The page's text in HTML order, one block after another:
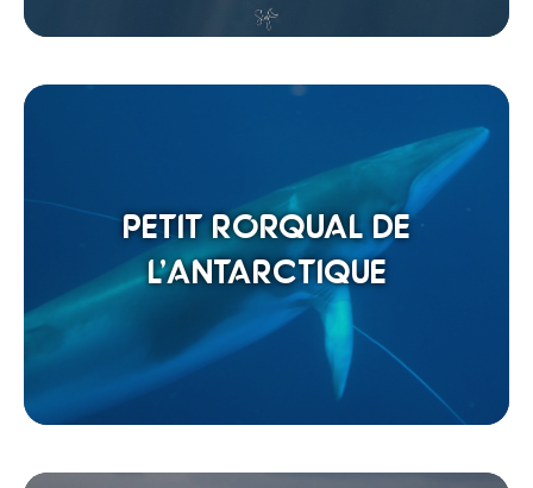
PETIT RORQUAL DE
L’ANTARCTIQUE